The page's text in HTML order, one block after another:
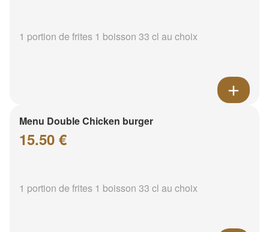
1 portion de frites 1 boisson 33 cl au choix
Menu Double Chicken burger
15.50 €
1 portion de frites 1 boisson 33 cl au choix